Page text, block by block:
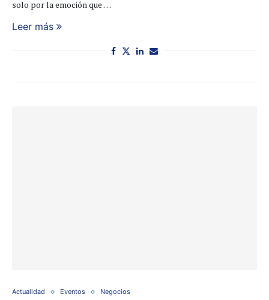
solo por la emoción que …
Leer más
Actualidad Eventos Negocios